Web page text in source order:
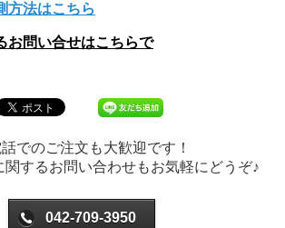
方法はこちら
お問い合せはこちらで
でのご注文も大歓迎です！
関するお問い合わせもお気軽にどうぞ♪
042-709-3950